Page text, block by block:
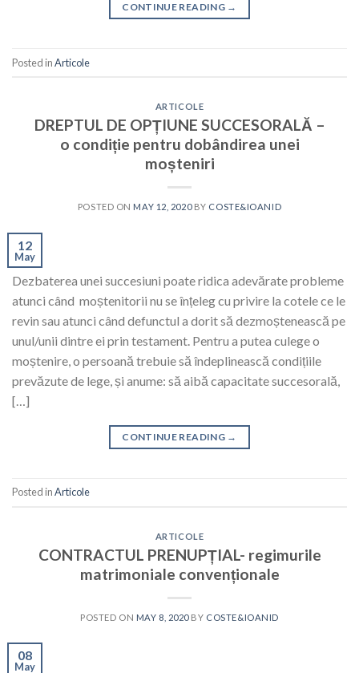
CONTINUE READING →
Posted inArticole
ARTICOLE
DREPTUL DE OPȚIUNE SUCCESORALĂ –
o condiție pentru dobândirea unei
moșteniri
POSTED ON MAY 12, 2020BY COSTE&IOANID
12
May
Dezbaterea unei succesiuni poate ridica adevărate probleme
atunci când moștenitorii nu se înțeleg cu privire la cotele ce le
revin sau atunci când defunctul a dorit să dezmoștenească pe
unul/unii dintre ei prin testament. Pentru a putea culege o
moștenire, o persoană trebuie să îndeplinească condițiile
prevăzute de lege, și anume: să aibă capacitate succesorală,
[…]
CONTINUE READING →
Posted inArticole
ARTICOLE
CONTRACTUL PRENUPȚIAL- regimurile
matrimoniale convenționale
POSTED ON MAY 8, 2020BY COSTE&IOANID
08
May